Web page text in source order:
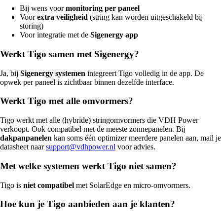
Bij wens voormonitoring per paneel
Voorextra veiligheid (string kan worden uitgeschakeld bij
storing)
Voor integratie met de Sigenergy app
Werkt Tigo samen met Sigenergy?
Ja, bij Sigenergy systemen integreert Tigo volledig in de app. De
opwek per paneel is zichtbaar binnen dezelfde interface.
Werkt Tigo met alle omvormers?
Tigo werkt met alle (hybride) stringomvormers die VDH Power
verkoopt. Ook compatibel met de meeste zonnepanelen. Bij
dakpanpanelen kan soms één optimizer meerdere panelen aan, mail je
datasheet naarsupport@vdhpower.nl voor advies.
Met welke systemen werkt Tigo niet samen?
Tigo is niet compatibel met SolarEdge en micro-omvormers.
Hoe kun je Tigo aanbieden aan je klanten?